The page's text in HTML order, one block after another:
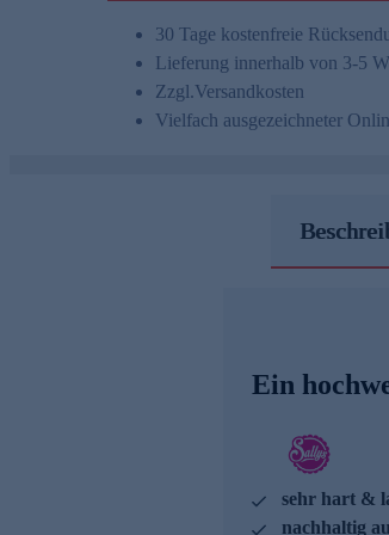
30 Tage kostenfreie
Lieferung innerhalb von 3-5
Zzgl.Versandkosten
Vielfach ausgezeichneter
Ein
sehr hart &
nachhaltig